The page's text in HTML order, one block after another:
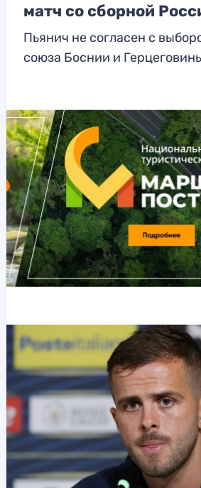
матч со сборной
Пьянич не согласен с
союза Боснии и